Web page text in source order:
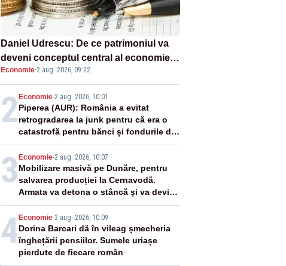
Daniel Udrescu: De ce patrimoniul va
deveni conceptul central al economiei
viitoare?
Economie·2 aug. 2026, 09:22
2 Economie-2 aug. 2026, 10:01
Piperea (AUR): România a evitat
retrogradarea la junk pentru că era o
catastrofă pentru bănci și fondurile de
pensii
3 Economie-2 aug. 2026, 10:07
Mobilizare masivă pe Dunăre, pentru
salvarea producției la Cernavodă.
Armata va detona o stâncă și va devia
apa fluviului - IMAGINI AERIENE
4 Economie-2 aug. 2026, 10:09
Dorina Barcari dă în vileag șmecheria
înghețării pensiilor. Sumele uriașe
pierdute de fiecare român